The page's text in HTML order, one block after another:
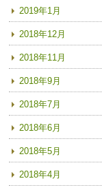
2019年1月
2018年12月
2018年11月
2018年9月
2018年7月
2018年6月
2018年5月
2018年4月